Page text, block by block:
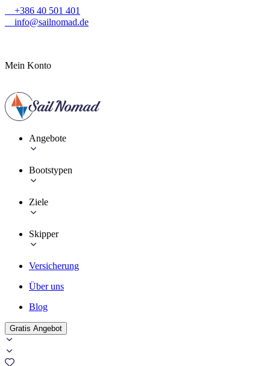
+386 40 501 401
info@sailnomad.de
Mein Konto
Angebote
Bootstypen
Ziele
Skipper
Versicherung
Über uns
Blog
Gratis Angebot